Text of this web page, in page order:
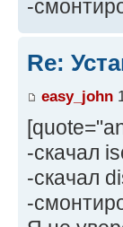
-
Re:
easy_john
-скачал
-скачал
-